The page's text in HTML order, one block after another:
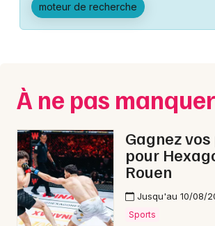
Foires & salons
Concerts
Sports
Soirées
Sorties famille
Mulhouse
Nice
Paris
Strasbourg
Toulouse
Toutes les villes
moteur de recherche
À ne pas manquer
Gagnez
pour
Rouen
Jusqu'au 10/08/
Sports